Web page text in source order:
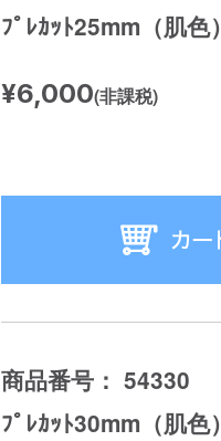
ﾌﾟﾚｶｯﾄ25mm（肌色）
¥6,000(非課税)
商品番号： 54330
ﾌﾟﾚｶｯﾄ30mm（肌色）